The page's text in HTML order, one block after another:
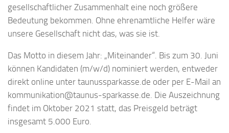
gesellschaftlicher Zusammenhalt eine noch größere
Bedeutung bekommen. Ohne ehrenamtliche Helfer wäre
unsere Gesellschaft nicht das, was sie ist.
Das Motto in diesem Jahr: „Miteinander“. Bis zum 30. Juni
können Kandidaten (m/w/d) nominiert werden, entweder
direkt online unter taunussparkasse.de oder per E-Mail an
kommunikation@taunus-sparkasse.de. Die Auszeichnung
findet im Oktober 2021 statt, das Preisgeld beträgt
insgesamt 5.000 Euro.